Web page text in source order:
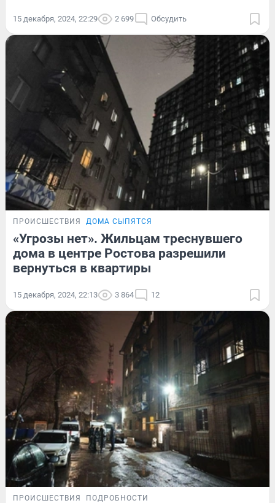
15 декабря, 2024, 22:29 2 699 Обсудить
ПРОИСШЕСТВИЯ ДОМА СЫПЯТСЯ
«Угрозы нет». Жильцам треснувшего
дома в центре Ростова разрешили
вернуться в квартиры
15 декабря, 2024, 22:13 3 864 12
ПРОИСШЕСТВИЯ ПОДРОБНОСТИ